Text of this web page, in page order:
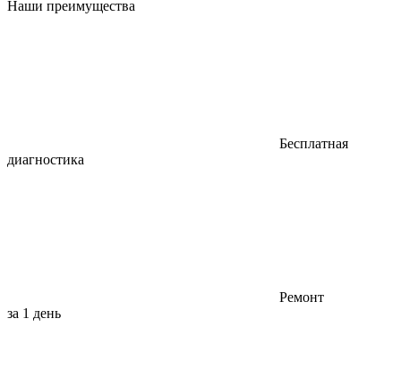
Наши преимущества
Бесплатная
диагностика
Ремонт
за 1 день